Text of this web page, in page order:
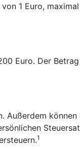
1 Euro,
Euro. Der
1